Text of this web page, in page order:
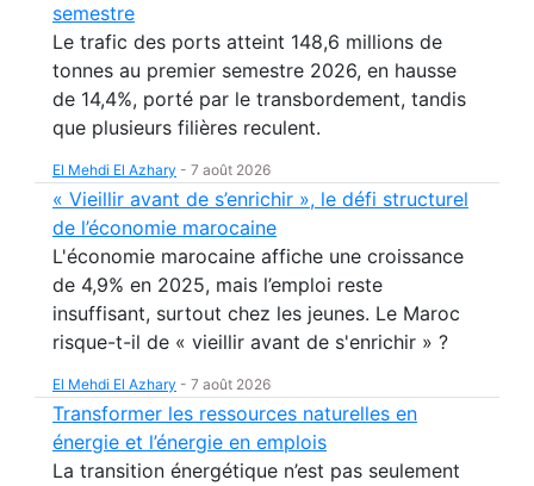
semestre
Le trafic des ports atteint 148,6 millions de
tonnes au premier semestre 2026, en hausse
de 14,4%, porté par le transbordement, tandis
que plusieurs filières reculent.
El Mehdi El Azhary - 7 août 2026
« Vieillir avant de s’enrichir », le défi structurel
de l’économie marocaine
L'économie marocaine affiche une croissance
de 4,9% en 2025, mais l’emploi reste
insuffisant, surtout chez les jeunes. Le Maroc
risque-t-il de « vieillir avant de s'enrichir » ?
El Mehdi El Azhary - 7 août 2026
Transformer les ressources naturelles en
énergie et l’énergie en emplois
La transition énergétique n’est pas seulement